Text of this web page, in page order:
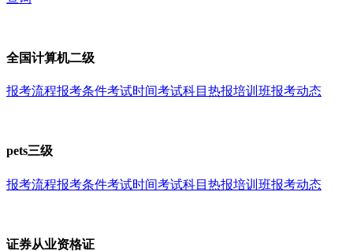
全国计算机二级
报考流程报考条件考试时间考试科目 热报培训班报考动态
pets三级
报考流程报考条件考试时间考试科目 热报培训班报考动态
证券从业资格证